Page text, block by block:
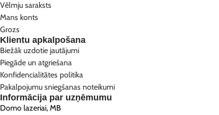
Vēlmju saraksts
Mans konts
Grozs
Klientu apkalpošana
Biežāk uzdotie jautājumi
Piegāde un atgriešana
Konfidencialitātes politika
Pakalpojumu sniegšanas noteikumi
Informācija par uzņēmumu
Domo lazeriai, MB